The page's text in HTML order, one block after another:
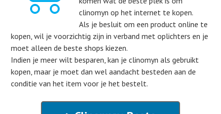
clinomyn op het internet te kopen.
Als je besluit om een product online te
kopen, wil je voorzichtig zijn in verband met oplichters en je
moet alleen de beste shops kiezen.
Indien je meer wilt besparen, kan je clinomyn als gebruikt
kopen, maar je moet dan wel aandacht besteden aan de
conditie van het item voor je het bestelt.